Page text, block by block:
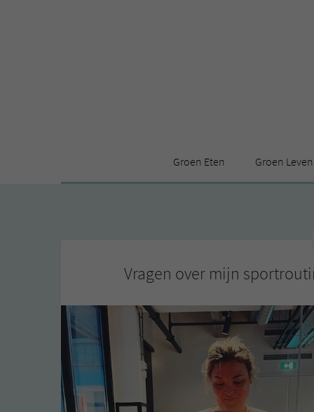
Groen Eten Groen Leven
Vragen over mijn